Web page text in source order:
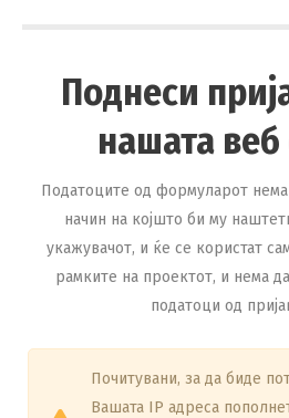
Поднеси
нашата веб
Податоците од формуларот нема
начин на којшто би му
укажувачот, и ќе се користат
рамките на проектот, и нема
податоци од
Почитувани, за да биде
Вашата IP адреса